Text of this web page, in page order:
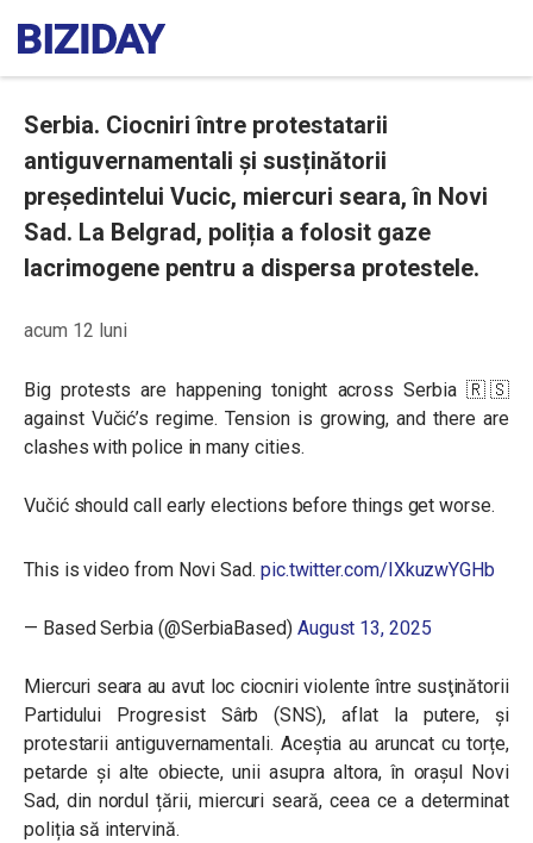
Serbia. Ciocniri între protestatarii
antiguvernamentali și susținătorii
președintelui Vucic, miercuri seara, în Novi
Sad. La Belgrad, poliția a folosit gaze
lacrimogene pentru a dispersa protestele.
acum 12 luni
Big protests are happening tonight across Serbia 🇷🇸
against Vučić’s regime. Tension is growing, and there are
clashes with police in many cities.
Vučić should call early elections before things get worse.
This is video from Novi Sad. pic.twitter.com/IXkuzwYGHb
— Based Serbia (@SerbiaBased) August 13, 2025
Miercuri seara au avut loc ciocniri violente între susţinătorii
Partidului Progresist Sârb (SNS), aflat la putere, și
protestarii antiguvernamentali. Aceștia au aruncat cu torțe,
petarde și alte obiecte, unii asupra altora, în orașul Novi
Sad, din nordul țării, miercuri seară, ceea ce a determinat
poliția să intervină.